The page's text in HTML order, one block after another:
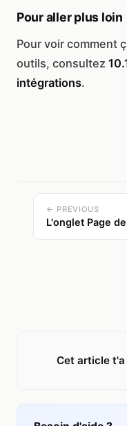
Pour aller plus loin
Pour voir comment
outils, consultez
intégrations.
← PREVIOUS
L'onglet Page
Cet article t'a